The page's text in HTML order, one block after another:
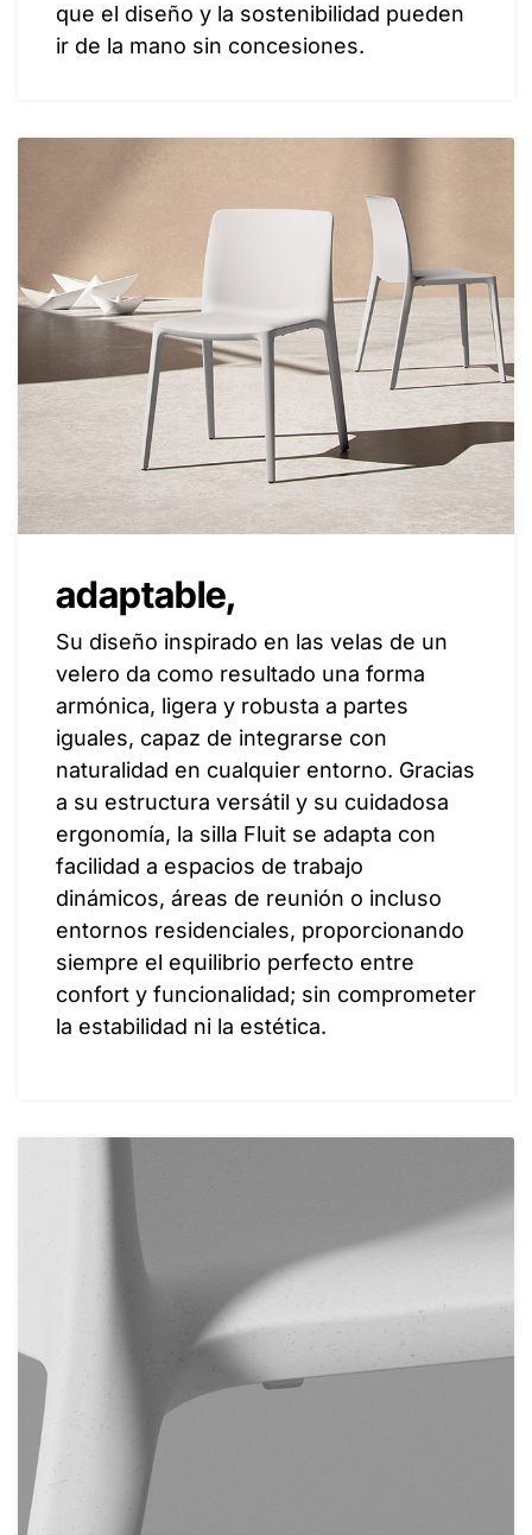
que el diseño y la sostenibilidad pueden
ir de la mano sin concesiones.
adaptable,
Su diseño inspirado en las velas de un
velero da como resultado una forma
armónica, ligera y robusta a partes
iguales, capaz de integrarse con
naturalidad en cualquier entorno. Gracias
a su estructura versátil y su cuidadosa
ergonomía, la silla Fluit se adapta con
facilidad a espacios de trabajo
dinámicos, áreas de reunión o incluso
entornos residenciales, proporcionando
siempre el equilibrio perfecto entre
confort y funcionalidad; sin comprometer
la estabilidad ni la estética.